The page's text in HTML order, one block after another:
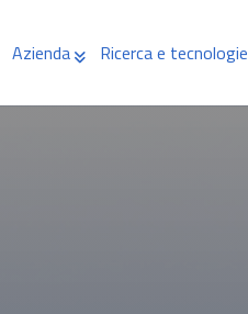
Azienda Ricerca e tecnologie